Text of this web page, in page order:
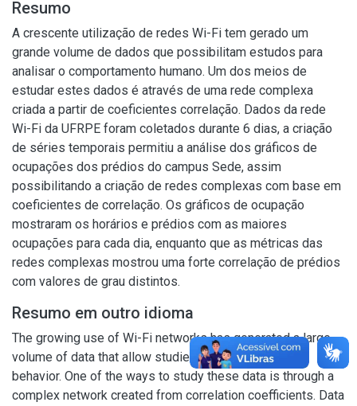
Resumo
A crescente utilização de redes Wi-Fi tem gerado um
grande volume de dados que possibilitam estudos para
analisar o comportamento humano. Um dos meios de
estudar estes dados é através de uma rede complexa
criada a partir de coeficientes correlação. Dados da rede
Wi-Fi da UFRPE foram coletados durante 6 dias, a criação
de séries temporais permitiu a análise dos gráficos de
ocupações dos prédios do campus Sede, assim
possibilitando a criação de redes complexas com base em
coeficientes de correlação. Os gráficos de ocupação
mostraram os horários e prédios com as maiores
ocupações para cada dia, enquanto que as métricas das
redes complexas mostrou uma forte correlação de prédios
com valores de grau distintos.
Resumo em outro idioma
The growing use of Wi-Fi networks has generated a large
volume of data that allow studies to analyze human
behavior. One of the ways to study these data is through a
complex network created from correlation coefficients. Data